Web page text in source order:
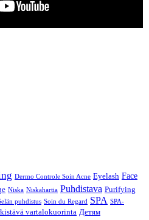
Dermo Controle Soin Acne Eyelash Face
Niska Niskahartia Puhdistava Purifying
puhdistus Soin du Regard SPA SPA-
vartalokuorinta Детям